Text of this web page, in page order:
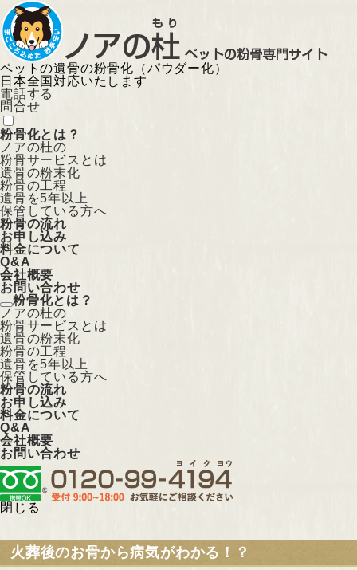
ペットの遺骨の粉骨化（パウダー化）
日本全国対応いたします
電話する
問合せ
粉骨化とは？
ノアの杜の
粉骨サービスとは
遺骨の粉末化
粉骨の工程
遺骨を5年以上
保管している方へ
粉骨の流れ
お申し込み
料金について
Q&A
会社概要
お問い合わせ
粉骨化とは？
ノアの杜の
粉骨サービスとは
遺骨の粉末化
粉骨の工程
遺骨を5年以上
保管している方へ
粉骨の流れ
お申し込み
料金について
Q&A
会社概要
お問い合わせ
閉じる
火葬後のお骨から病気がわかる！？